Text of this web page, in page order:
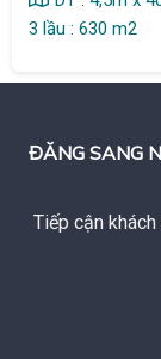
3 lầu : 630 m2
ĐĂNG SANG
Tiếp cận